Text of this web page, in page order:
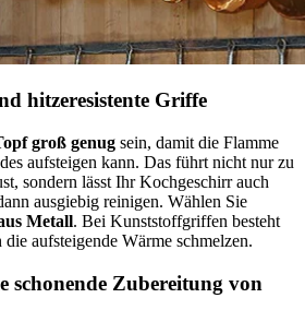
hitzeresistente Griffe
groß genug sein, damit die Flamme
aufsteigen kann. Das führt nicht nur zu
sondern lässt Ihr Kochgeschirr auch
ausgiebig reinigen. Wählen Sie
Metall. Bei Kunststoffgriffen besteht
aufsteigende Wärme schmelzen.
schonende Zubereitung von